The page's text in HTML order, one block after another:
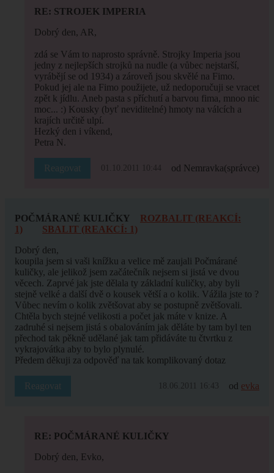
RE: STROJEK IMPERIA
Dobrý den, AR,
zdá se Vám to naprosto správně. Strojky Imperia jsou
jedny z nejlepších strojků na nudle (a vůbec nejstarší,
vyrábějí se od 1934) a zároveň jsou skvělé na Fimo.
Pokud jej ale na Fimo použijete, už nedoporučuji se vracet
zpět k jídlu. Aneb pasta s příchutí a barvou fima, mnoo nic
moc... :) Kousky (byť neviditelné) hmoty na válcích a
krajích určitě ulpí.
Hezký den i víkend,
Petra N.
Reagovat 01.10.2011 10:44 od Nemravka(správce)
POČMÁRANÉ KULIČKY
ROZBALIT (REAKCÍ:
1)
SBALIT (REAKCÍ: 1)
Dobrý den,
koupila jsem si vaši knížku a velice mě zaujali Počmárané
kuličky, ale jelikož jsem začátečník nejsem si jistá ve dvou
věcech. Zaprvé jak jste dělala ty základní kuličky, aby byli
stejně velké a další dvě o kousek větší a o kolik. Vážila jste to ?
Vůbec nevím o kolik zvětšovat aby se postupně zvětšovali.
Chtěla bych stejné velikosti a počet jak máte v knize. A
zadruhé si nejsem jistá s obalováním jak děláte by tam byl ten
přechod tak pěkně udělané jak tam přidáváte tu čtvrtku z
vykrajovátka aby to bylo plynulé.
Předem děkuji za odpověď na tak komplikovaný dotaz
Reagovat 18.06.2011 16:43 od evka
RE: POČMÁRANÉ KULIČKY
Dobrý den, Evko,